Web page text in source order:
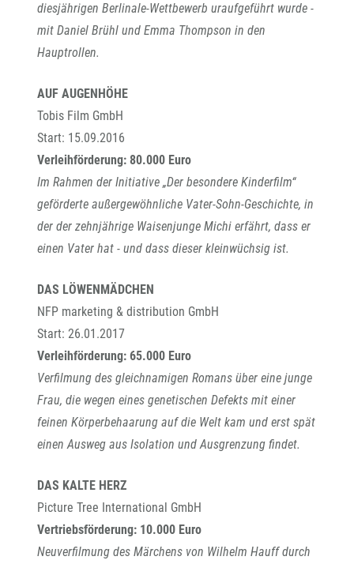
diesjährigen Berlinale-Wettbewerb uraufgeführt wurde -
mit Daniel Brühl und Emma Thompson in den
Hauptrollen.
AUF AUGENHÖHE
Tobis Film GmbH
Start: 15.09.2016
Verleihförderung: 80.000 Euro
Im Rahmen der Initiative „Der besondere Kinderfilm“
geförderte außergewöhnliche Vater-Sohn-Geschichte, in
der der zehnjährige Waisenjunge Michi erfährt, dass er
einen Vater hat - und dass dieser kleinwüchsig ist.
DAS LÖWENMÄDCHEN
NFP marketing & distribution GmbH
Start: 26.01.2017
Verleihförderung: 65.000 Euro
Verfilmung des gleichnamigen Romans über eine junge
Frau, die wegen eines genetischen Defekts mit einer
feinen Körperbehaarung auf die Welt kam und erst spät
einen Ausweg aus Isolation und Ausgrenzung findet.
DAS KALTE HERZ
Picture Tree International GmbH
Vertriebsförderung: 10.000 Euro
Neuverfilmung des Märchens von Wilhelm Hauff durch